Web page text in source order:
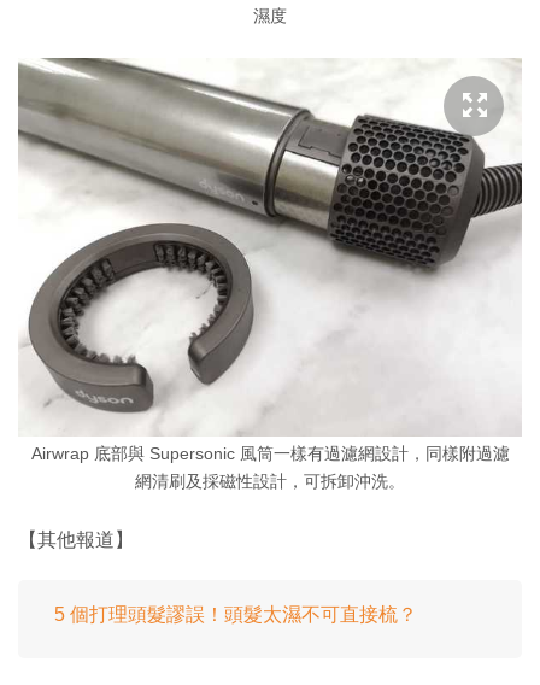
濕度
Airwrap 底部與 Supersonic 風筒一樣有過濾網設計，同樣附過濾
網清刷及採磁性設計，可拆卸沖洗。
【其他報道】
5 個打理頭髮謬誤！頭髮太濕不可直接梳？